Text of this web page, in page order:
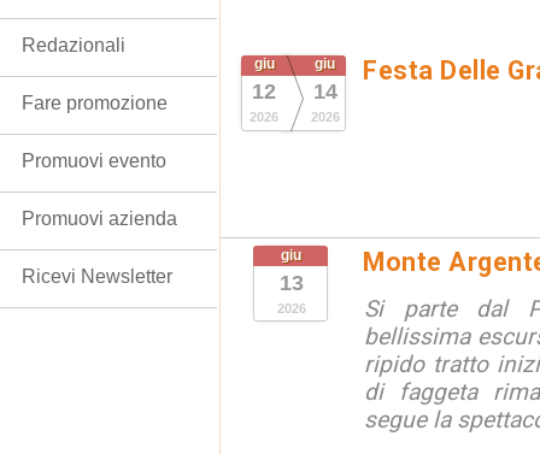
giu
12
2026
giu
14
2026
Festa Delle
giu
13
2026
Monte
Si parte dal
bellissima
ripido tratto
di faggeta
segue la
Redazionali
Fare promozione
Promuovi evento
Promuovi azienda
Ricevi Newsletter